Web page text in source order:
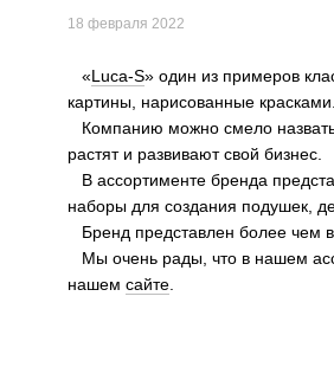
18 февраля 2022
«Luca-S» один из примеров
картины, нарисованные красками.
Компанию можно смело
растят и развивают свой бизнес.
В ассортименте бренда
наборы для создания подушек,
Бренд представлен более чем
Мы очень рады, что в нашем
нашем сайте.